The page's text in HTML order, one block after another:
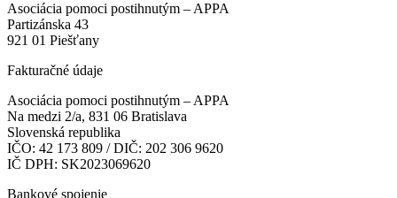
Asociácia pomoci postihnutým – APPA
Partizánska 43
921 01 Piešťany
Fakturačné údaje
Asociácia pomoci postihnutým – APPA
Na medzi 2/a, 831 06 Bratislava
Slovenská republika
IČO: 42 173 809 / DIČ: 202 306 9620
IČ DPH: SK2023069620
Bankové spojenie